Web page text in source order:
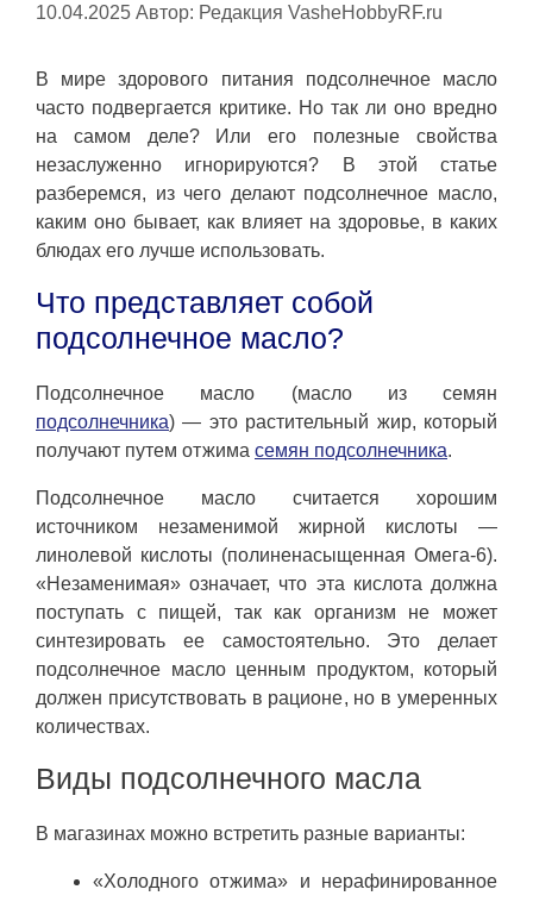
10.04.2025 Автор: Редакция VasheHobbyRF.ru
В мире здорового питания подсолнечное масло
часто подвергается критике. Но так ли оно вредно
на самом деле? Или его полезные свойства
незаслуженно игнорируются? В этой статье
разберемся, из чего делают подсолнечное масло,
каким оно бывает, как влияет на здоровье, в каких
блюдах его лучше использовать.
Что представляет собой
подсолнечное масло?
Подсолнечное масло (масло из семян
подсолнечника) — это растительный жир, который
получают путем отжима семян подсолнечника.
Подсолнечное масло считается хорошим
источником незаменимой жирной кислоты —
линолевой кислоты (полиненасыщенная Омега-6).
«Незаменимая» означает, что эта кислота должна
поступать с пищей, так как организм не может
синтезировать ее самостоятельно. Это делает
подсолнечное масло ценным продуктом, который
должен присутствовать в рационе, но в умеренных
количествах.
Виды подсолнечного масла
В магазинах можно встретить разные варианты:
«Холодного отжима» и нерафинированное